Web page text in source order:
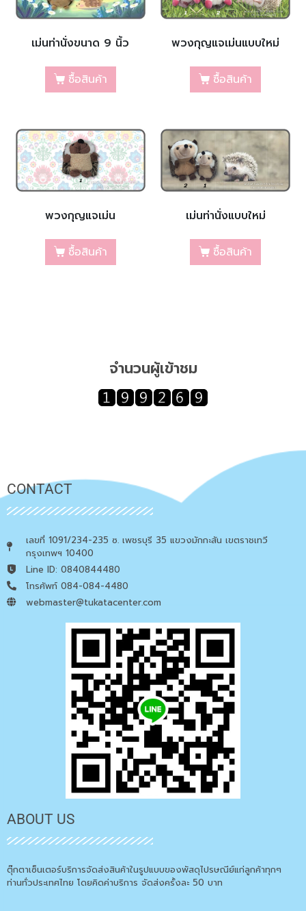
เม่นท่านั่งขนาด 9 นิ้ว
ซื้อสินค้า
พวงกุญแจเม่นแบบใหม่
ซื้อสินค้า
พวงกุญแจเม่น
ซื้อสินค้า
เม่นท่านั่งแบบใหม่
ซื้อสินค้า
จำนวนผู้เข้าชม
CONTACT
เลขที่ 1091/234-235 ซ. เพชรบุรี 35 แขวงมักกะสัน เขตราชเทวี
กรุงเทพฯ 10400
Line ID: 0840844480
โทรศัพท์ 084-084-4480
webmaster@tukatacenter.com
ABOUT US
ตุ๊กตาเซ็นเตอร์บริการจัดส่งสินค้าในรูปแบบของพัสดุไปรษณีย์แก่ลูกค้าทุกๆ
ท่านทั่วประเทศไทย โดยคิดค่าบริการ จัดส่งครั้งละ 50 บาท